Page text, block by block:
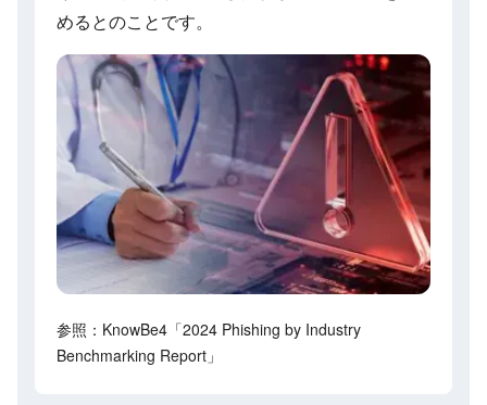
めるとのことです。
参照：KnowBe4「2024 Phishing by Industry
Benchmarking Report」